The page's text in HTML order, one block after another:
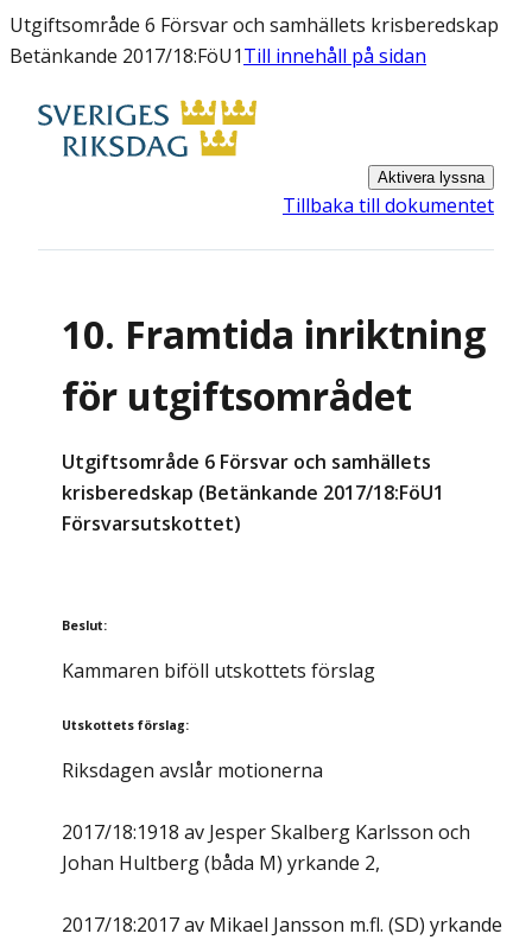
Utgiftsområde 6 Försvar och samhällets krisberedskap
Betänkande 2017/18:FöU1Till innehåll på sidan
Aktivera lyssna
Tillbaka till dokumentet
10. Framtida inriktning
för utgiftsområdet
Utgiftsområde 6 Försvar och samhällets
krisberedskap (Betänkande 2017/18:FöU1
Försvarsutskottet)
Beslut:
Kammaren biföll utskottets förslag
Utskottets förslag:
Riksdagen avslår motionerna
2017/18:1918 av Jesper Skalberg Karlsson och
Johan Hultberg (båda M) yrkande 2,
2017/18:2017 av Mikael Jansson m.fl. (SD) yrkande